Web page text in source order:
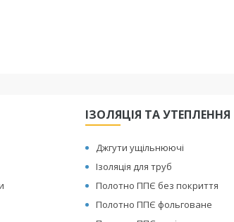
ІЗОЛЯЦІЯ ТА УТЕПЛЕННЯ
Джгути ущільнюючі
Ізоляція для труб
Полотно ППЄ без покриття
Полотно ППЄ фольговане